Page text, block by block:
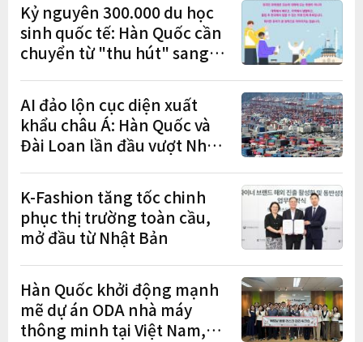
Kỷ nguyên 300.000 du học
sinh quốc tế: Hàn Quốc cần
chuyển từ "thu hút" sang
cư"
AI đảo lộn cục diện xuất
khẩu châu Á: Hàn Quốc và
Đài Loan lần đầu vượt Nhật
K-Fashion tăng tốc chinh
phục thị trường toàn cầu,
mở đầu từ Nhật Bản
Hàn Quốc khởi động mạnh
mẽ dự án ODA nhà máy
thông minh tại Việt Nam,